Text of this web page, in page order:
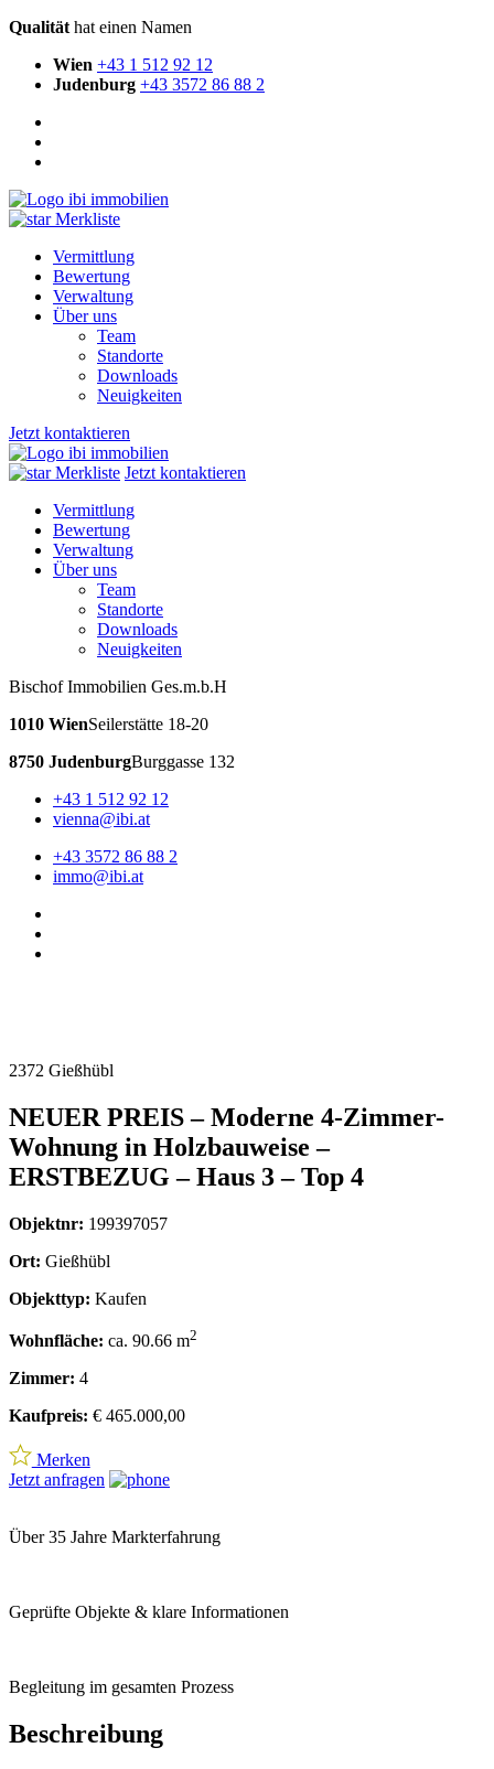
Qualität hat einen Namen
Wien +43 1 512 92 12
Judenburg +43 3572 86 88 2
Merkliste
Vermittlung
Bewertung
Verwaltung
Über uns
Team
Standorte
Downloads
Neuigkeiten
Jetzt kontaktieren
Merkliste Jetzt kontaktieren
Vermittlung
Bewertung
Verwaltung
Über uns
Team
Standorte
Downloads
Neuigkeiten
Bischof Immobilien Ges.m.b.H
1010 WienSeilerstätte 18-20
8750 JudenburgBurggasse 132
+43 1 512 92 12
vienna@ibi.at
+43 3572 86 88 2
immo@ibi.at
2372 Gießhübl
NEUER PREIS – Moderne 4-Zimmer-
Wohnung in Holzbauweise –
ERSTBEZUG – Haus 3 – Top 4
Objektnr: 199397057
Ort: Gießhübl
Objekttyp: Kaufen
Wohnfläche: ca. 90.66 m2
Zimmer: 4
Kaufpreis: € 465.000,00
Merken
Jetzt anfragen
Über 35 Jahre Markterfahrung
Geprüfte Objekte & klare Informationen
Begleitung im gesamten Prozess
Beschreibung